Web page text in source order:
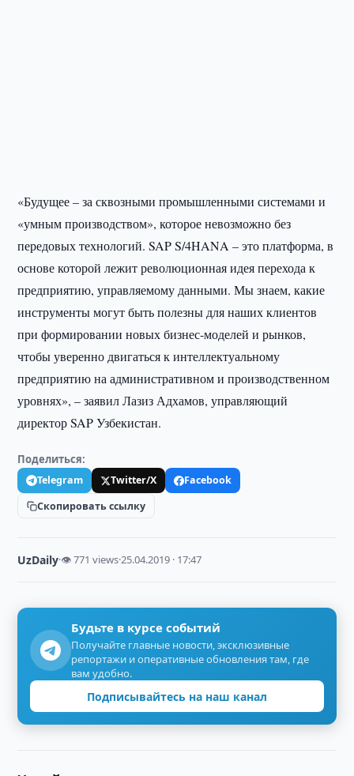
«Будущее – за сквозными промышленными системами и
«умным производством», которое невозможно без
передовых технологий. SAP S/4HANA – это платформа, в
основе которой лежит революционная идея перехода к
предприятию, управляемому данными. Мы знаем, какие
инструменты могут быть полезны для наших клиентов
при формировании новых бизнес-моделей и рынков,
чтобы уверенно двигаться к интеллектуальному
предприятию на административном и производственном
уровнях», – заявил Лазиз Адхамов, управляющий
директор SAP Узбекистан.
Поделиться:
Telegram Twitter/X
Facebook
Скопировать ссылку
UzDaily·👁 771 views·25.04.2019 · 17:47
Будьте в курсе событий
Получайте главные новости, эксклюзивные
репортажи и оперативные обновления там, где
вам удобно.
Подписывайтесь на наш канал